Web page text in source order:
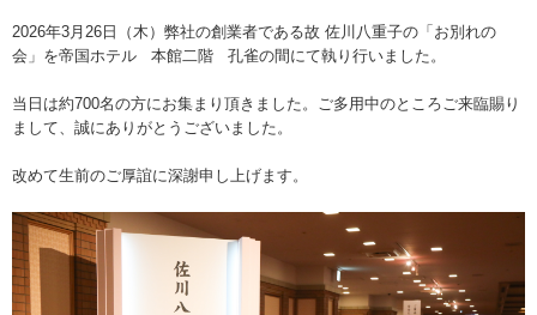
会社案内
採用情報
2026年3月26日（木）弊社の創業者である故 佐川八重子の「お別れの
会」を帝国ホテル 本館二階 孔雀の間にて執り行いました。
当日は約700名の方にお集まり頂きました。ご多用中のところご来臨賜り
まして、誠にありがとうございました。
改めて生前のご厚誼に深謝申し上げます。